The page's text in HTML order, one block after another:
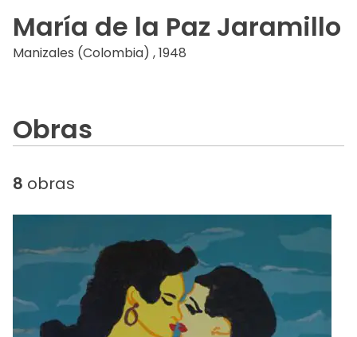
María de la Paz Jaramillo
Manizales (Colombia) , 1948
Obras
8 obras